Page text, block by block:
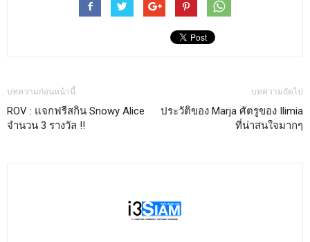
บทความก่อนหน้านี้
ROV : แจกฟรีสกิน Snowy Alice
จำนวน 3 รางวัล !!
บทความถัดไป
ประวัติของ Marja ศัตรูของ Ilimia
ที่น่าสนใจมากๆ